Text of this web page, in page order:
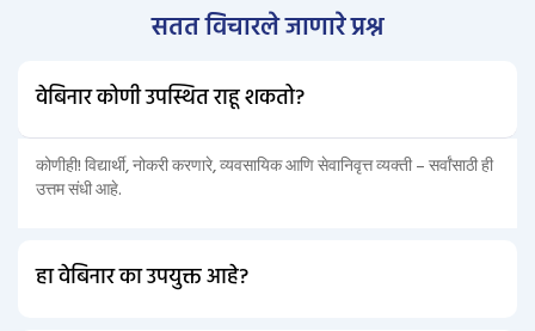
सतत विचारले जाणारे प्रश्न
वेबिनार कोणी उपस्थित राहू शकतो?
कोणीही! विद्यार्थी, नोकरी करणारे, व्यवसायिक आणि सेवानिवृत्त व्यक्ती – सर्वांसाठी ही
उत्तम संधी आहे.
हा वेबिनार का उपयुक्त आहे?